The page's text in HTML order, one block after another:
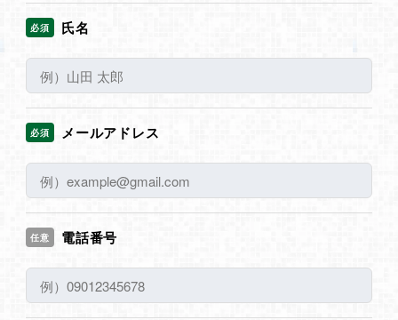
必須 氏名
必須 メールアドレス
任意 電話番号